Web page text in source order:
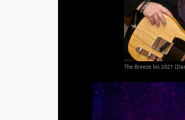
The Breeze bis 2021